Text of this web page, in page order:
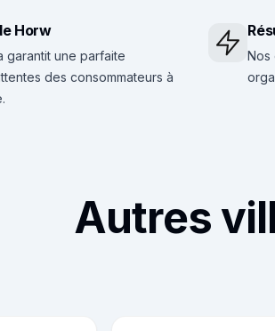
Horw
garantit une parfaite
des consommateurs à
Nos
Autres